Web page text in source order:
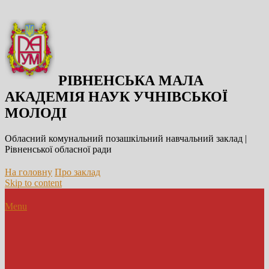
РІВНЕНСЬКА МАЛА
АКАДЕМІЯ НАУК УЧНІВСЬКОЇ
МОЛОДІ
Обласний комунальний позашкільний навчальний заклад |
Рівненської обласної ради
На головну Про заклад
Skip to content
Menu